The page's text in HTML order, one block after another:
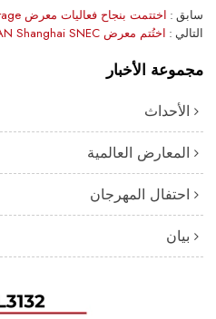
سابق
التالي اختُتم معرض SUNKEAN Shanghai SNEC للخلايا الكهروضوئية بنجاح
مجموعة الأخبار
الأحداث
المعارض العالمية
احتفال المهرجان
بيان